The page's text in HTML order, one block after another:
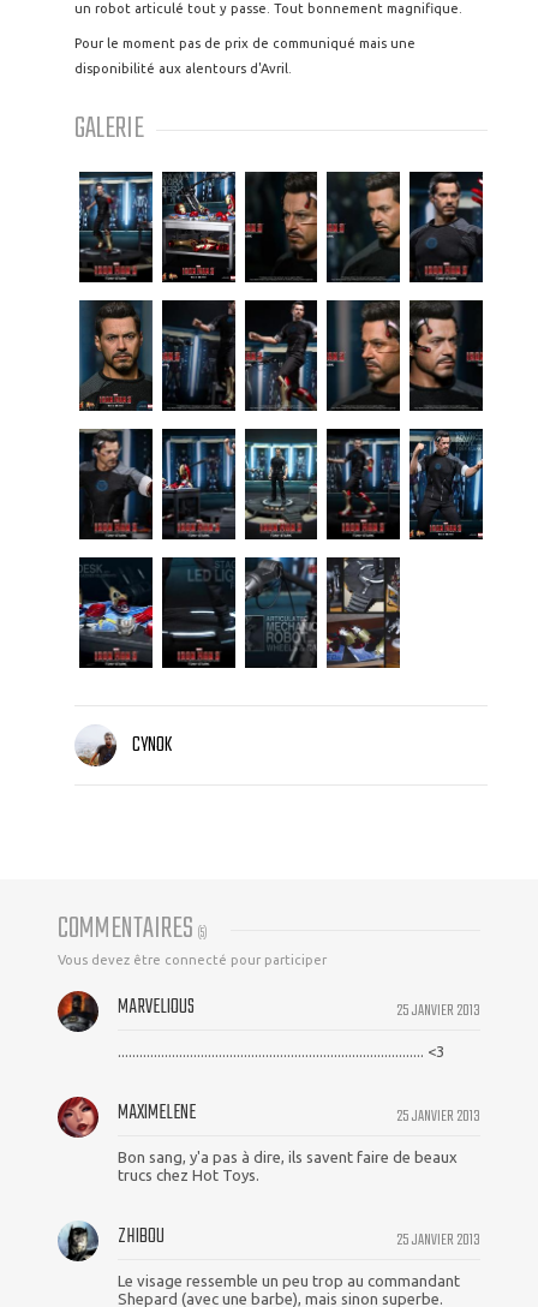
un robot articulé tout y passe. Tout bonnement magnifique.
Pour le moment pas de prix de communiqué mais une
disponibilité aux alentours d'Avril.
GALERIE
CYNOK
COMMENTAIRES (5)
Vous devez être connecté pour participer
25 JANVIER 2013
MARVELIOUS
..................................................................................... <3
25 JANVIER 2013
MAXIMELENE
Bon sang, y'a pas à dire, ils savent faire de beaux
trucs chez Hot Toys.
25 JANVIER 2013
ZHIBOU
Le visage ressemble un peu trop au commandant
Shepard (avec une barbe), mais sinon superbe.